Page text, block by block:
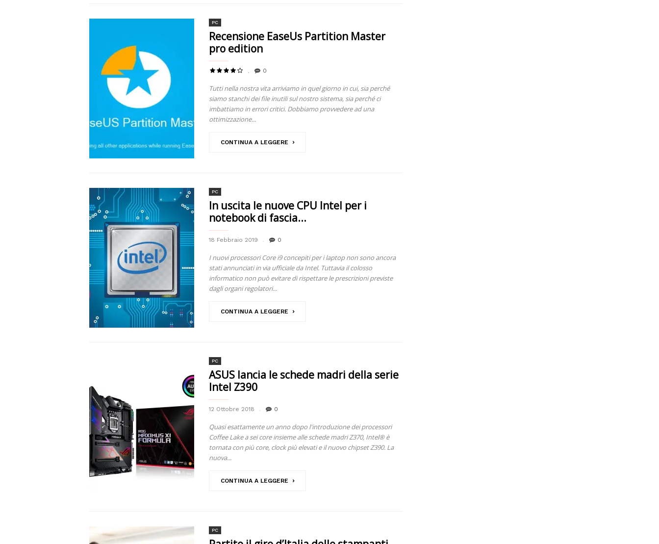
PC
Recensione EaseUs Partition Master
pro edition
0
Tutti nella nostra vita arriviamo in quel giorno in cui, sia perché
siamo stanchi dei file inutili sul nostro sistema, sia perché ci
imbattiamo in errori critici. Dobbiamo provvedere ad una
ottimizzazione...
CONTINUA A LEGGERE
PC
In uscita le nuove CPU Intel per i
notebook di fascia...
18 Febbraio 2019 0
I nuovi processori Core i9 concepiti per i laptop non sono ancora
stati annunciati in via ufficiale da Intel. Tuttavia il colosso
informatico non può evitare di rispettare le prescrizioni previste
dagli organi regolatori...
CONTINUA A LEGGERE
PC
ASUS lancia le schede madri della serie
Intel Z390
12 Ottobre 2018 0
Quasi esattamente un anno dopo l'introduzione dei processori
Coffee Lake a sei core insieme alle schede madri Z370, Intel® è
tornata con più core, clock più elevati e il nuovo chipset Z390. La
nuova...
CONTINUA A LEGGERE
PC